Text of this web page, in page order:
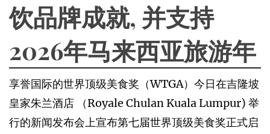
饮品牌成就, 并支持
2026年马来西亚旅游年
享誉国际的世界顶级美食奖（WTGA）今日在吉隆坡
皇家朱兰酒店 （Royale Chulan Kuala Lumpur) 举
行的新闻发布会上宣布第七届世界顶级美食奖正式启